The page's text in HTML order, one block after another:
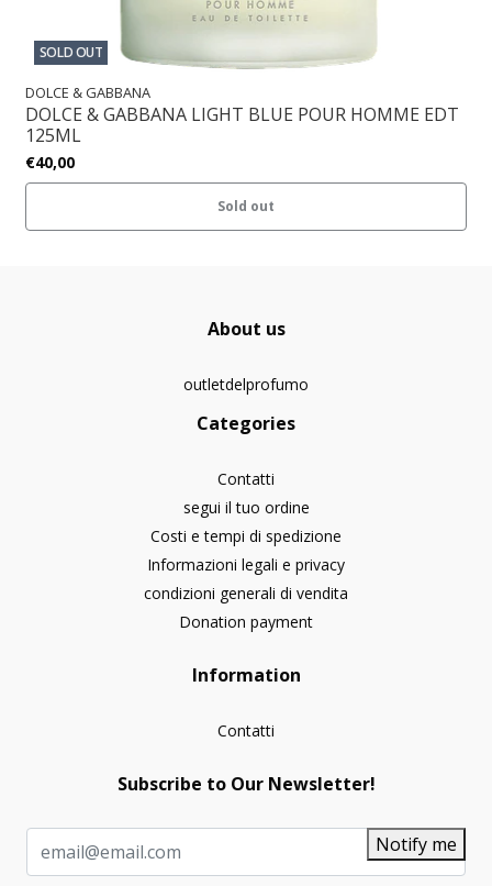
SOLD OUT
DOLCE & GABBANA
DOLCE & GABBANA LIGHT BLUE POUR HOMME EDT
125ML
€40,00
Sold out
About us
outletdelprofumo
Categories
Contatti
segui il tuo ordine
Costi e tempi di spedizione
Informazioni legali e privacy
condizioni generali di vendita
Donation payment
Information
Contatti
Subscribe to Our Newsletter!
Notify me